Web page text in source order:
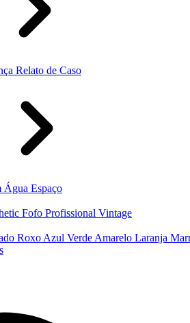
Relato de Caso
Água Espaço
Fofo Profissional Vintage
Roxo Azul Verde Amarelo Laranja